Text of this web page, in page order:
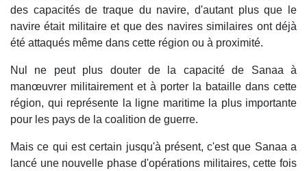
des capacités de traque du navire, d'autant plus que le
navire était militaire et que des navires similaires ont déjà
été attaqués même dans cette région ou à proximité.
Nul ne peut plus douter de la capacité de Sanaa à
manœuvrer militairement et à porter la bataille dans cette
région, qui représente la ligne maritime la plus importante
pour les pays de la coalition de guerre.
Mais ce qui est certain jusqu'à présent, c'est que Sanaa a
lancé une nouvelle phase d'opérations militaires, cette fois